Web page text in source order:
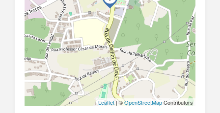
Leaflet | ©OpenStreetMapContributors